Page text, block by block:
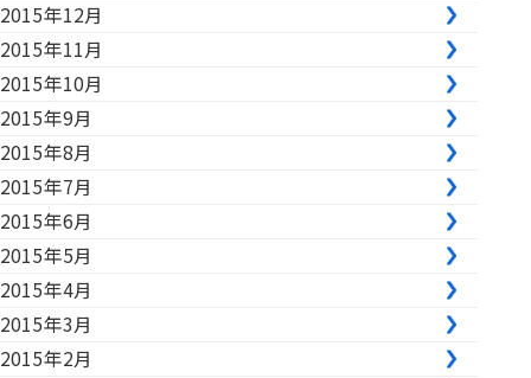
2015年12月
2015年11月
2015年10月
2015年9月
2015年8月
2015年7月
2015年6月
2015年5月
2015年4月
2015年3月
2015年2月